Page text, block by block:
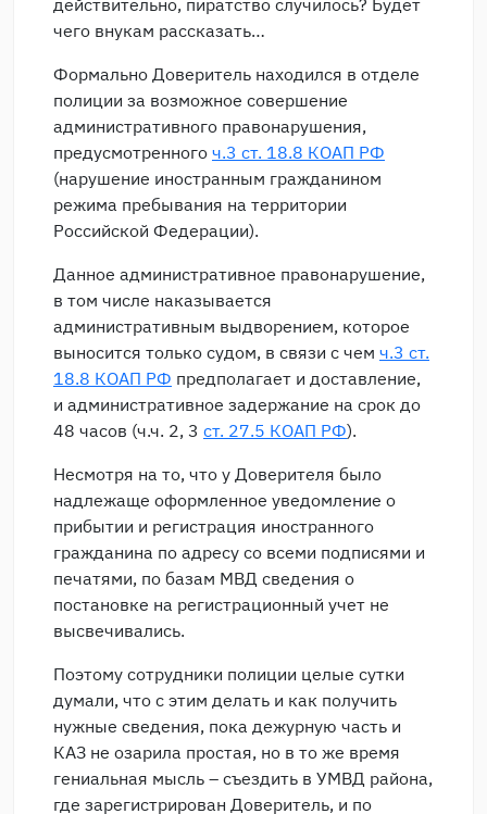
действительно, пиратство случилось? Будет
чего внукам рассказать…
Формально Доверитель находился в отделе
полиции за возможное совершение
административного правонарушения,
предусмотренного ч.3 ст. 18.8 КОАП РФ
(нарушение иностранным гражданином
режима пребывания на территории
Российской Федерации).
Данное административное правонарушение,
в том числе наказывается
административным выдворением, которое
выносится только судом, в связи с чем ч.3 ст.
18.8 КОАП РФ предполагает и доставление,
и административное задержание на срок до
48 часов (ч.ч. 2, 3 ст. 27.5 КОАП РФ).
Несмотря на то, что у Доверителя было
надлежаще оформленное уведомление о
прибытии и регистрация иностранного
гражданина по адресу со всеми подписями и
печатями, по базам МВД сведения о
постановке на регистрационный учет не
высвечивались.
Поэтому сотрудники полиции целые сутки
думали, что с этим делать и как получить
нужные сведения, пока дежурную часть и
КАЗ не озарила простая, но в то же время
гениальная мысль – съездить в УМВД района,
где зарегистрирован Доверитель, и по